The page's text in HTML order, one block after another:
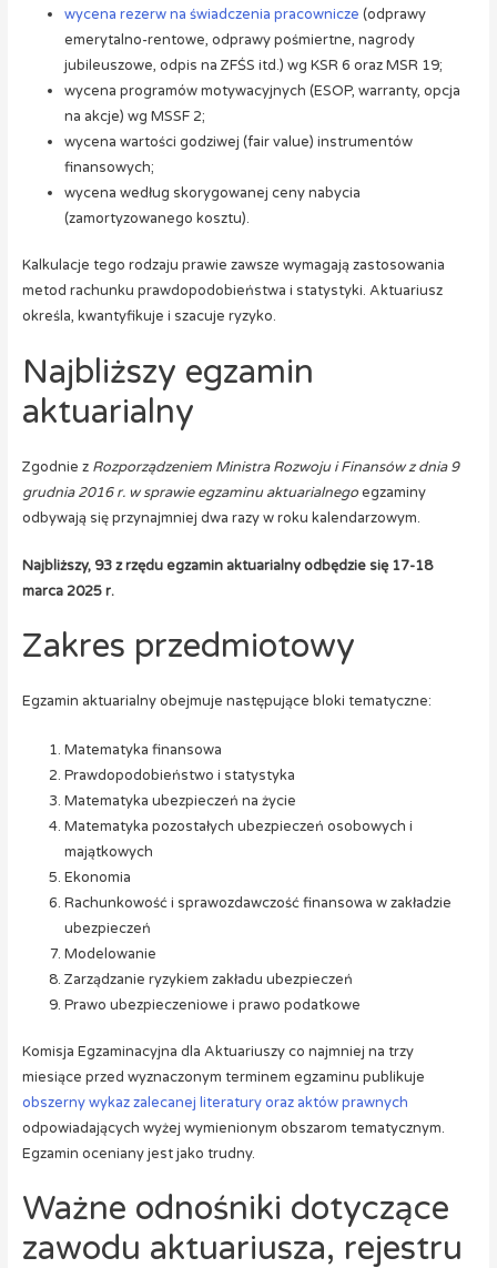
wycena rezerw na świadczenia pracownicze (odprawy
emerytalno-rentowe, odprawy pośmiertne, nagrody
jubileuszowe, odpis na ZFŚS itd.) wg KSR 6 oraz MSR 19;
wycena programów motywacyjnych (ESOP, warranty, opcja
na akcje) wg MSSF 2;
wycena wartości godziwej (fair value) instrumentów
finansowych;
wycena według skorygowanej ceny nabycia
(zamortyzowanego kosztu).
Kalkulacje tego rodzaju prawie zawsze wymagają zastosowania
metod rachunku prawdopodobieństwa i statystyki. Aktuariusz
określa, kwantyfikuje i szacuje ryzyko.
Najbliższy egzamin
aktuarialny
Zgodnie z Rozporządzeniem Ministra Rozwoju i Finansów z dnia 9
grudnia 2016 r. w sprawie egzaminu aktuarialnegoegzaminy
odbywają się przynajmniej dwa razy w roku kalendarzowym.
Najbliższy, 93 z rzędu egzamin aktuarialny odbędzie się 17-18
marca 2025 r.
Zakres przedmiotowy
Egzamin aktuarialny obejmuje następujące bloki tematyczne:
Matematyka finansowa
Prawdopodobieństwo i statystyka
Matematyka ubezpieczeń na życie
Matematyka pozostałych ubezpieczeń osobowych i
majątkowych
Ekonomia
Rachunkowość i sprawozdawczość finansowa w zakładzie
ubezpieczeń
Modelowanie
Zarządzanie ryzykiem zakładu ubezpieczeń
Prawo ubezpieczeniowe i prawo podatkowe
Komisja Egzaminacyjna dla Aktuariuszy co najmniej na trzy
miesiące przed wyznaczonym terminem egzaminu publikuje
obszerny wykaz zalecanej literatury oraz aktów prawnych
odpowiadających wyżej wymienionym obszarom tematycznym.
Egzamin oceniany jest jako trudny.
Ważne odnośniki dotyczące
zawodu aktuariusza, rejestru